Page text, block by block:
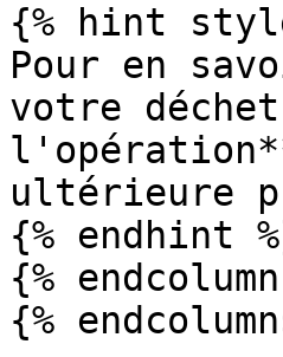
{% hint
Pour en
votre
ultérieure
{% endhint
{%
{%